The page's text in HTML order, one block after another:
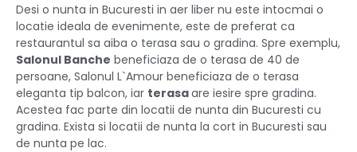
Desi o nunta in Bucuresti in aer liber nu este intocmai o
locatie ideala de evenimente, este de preferat ca
restaurantul sa aiba o terasa sau o gradina. Spre exemplu,
Salonul Banche beneficiaza de o terasa de 40 de
persoane, Salonul L`Amour beneficiaza de o terasa
eleganta tip balcon, iar terasaare iesire spre gradina.
Acestea fac parte din locatii de nunta din Bucuresti cu
gradina. Exista si locatii de nunta la cort in Bucuresti sau
de nunta pe lac.